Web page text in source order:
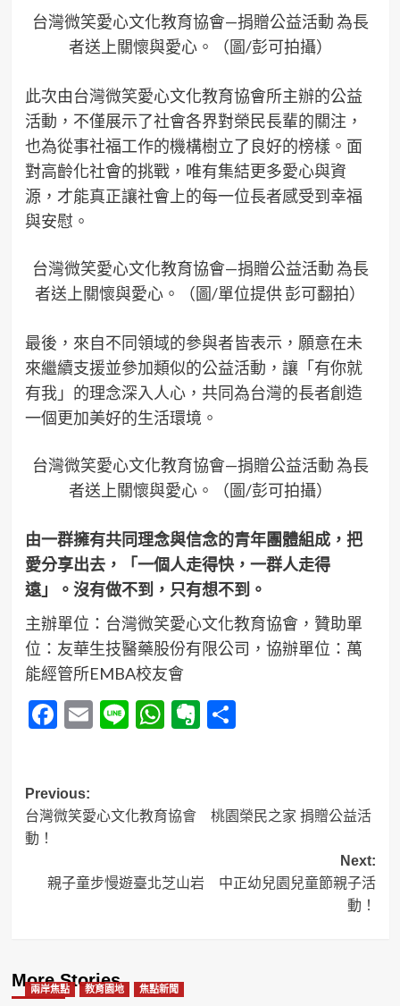
台灣微笑愛心文化教育協會—捐贈公益活動 為長
者送上關懷與愛心。（圖/彭可拍攝）
此次由台灣微笑愛心文化教育協會所主辦的公益
活動，不僅展示了社會各界對榮民長輩的關注，
也為從事社福工作的機構樹立了良好的榜樣。面
對高齡化社會的挑戰，唯有集結更多愛心與資
源，才能真正讓社會上的每一位長者感受到幸福
與安慰。
台灣微笑愛心文化教育協會—捐贈公益活動 為長
者送上關懷與愛心。（圖/單位提供 彭可翻拍）
最後，來自不同領域的參與者皆表示，願意在未
來繼續支援並參加類似的公益活動，讓「有你就
有我」的理念深入人心，共同為台灣的長者創造
一個更加美好的生活環境。
台灣微笑愛心文化教育協會—捐贈公益活動 為長
者送上關懷與愛心。（圖/彭可拍攝）
由一群擁有共同理念與信念的青年團體組成，把
愛分享出去，「一個人走得快，一群人走得
遠」。沒有做不到，只有想不到。
主辦單位：台灣微笑愛心文化教育協會，贊助單
位：友華生技醫藥股份有限公司，協辦單位：萬
能經管所EMBA校友會
Facebook
Email
LineWhatsApp
Evernote
分
Post
navigation
Previous:
台灣微笑愛心文化教育協會 桃園榮民之家 捐贈公益活
動！
Next:
親子童步慢遊臺北芝山岩 中正幼兒園兒童節親子活
動！
More Stories
兩岸焦點 教育園地 焦點新聞